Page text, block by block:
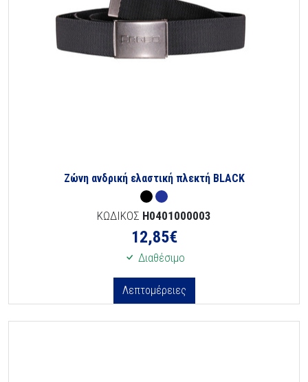
Ζώνη ανδρική ελαστική πλεκτή BLACK
ΚΩΔΙΚΟΣ H0401000003
12,85€
Διαθέσιμο
Λεπτομέρειες